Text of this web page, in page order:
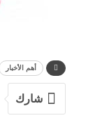
أهم الأخبار
شارك